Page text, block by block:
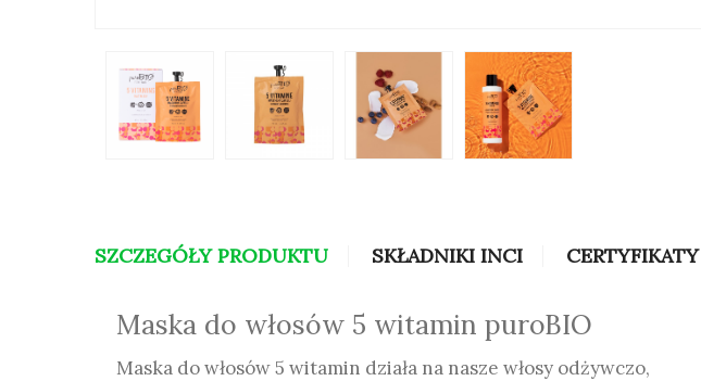
SZCZEGÓŁY PRODUKTU SKŁADNIKI INCI CERTYFIKATY
Maska do włosów 5 witamin puroBIO
Maska do włosów 5 witamin działa na nasze włosy odżywczo,